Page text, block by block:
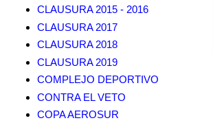
CLAUSURA 2015 - 2016
CLAUSURA 2017
CLAUSURA 2018
CLAUSURA 2019
COMPLEJO DEPORTIVO
CONTRA EL VETO
COPA AEROSUR